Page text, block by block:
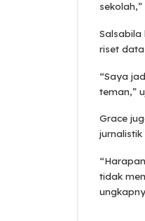
riset
“Saya
teman,”
Grace
jurnalistik
tidak